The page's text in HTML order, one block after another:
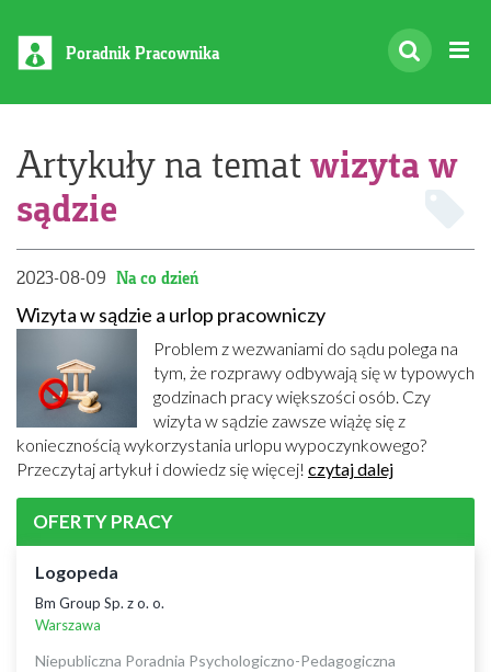
Poradnik Pracownika
Artykuły na temat wizyta w
sądzie
2023-08-09 Na co dzień
Wizyta w sądzie a urlop pracowniczy
Problem z wezwaniami do sądu polega na
tym, że rozprawy odbywają się w typowych
godzinach pracy większości osób. Czy
wizyta w sądzie zawsze wiążę się z
koniecznością wykorzystania urlopu wypoczynkowego?
Przeczytaj artykuł i dowiedz się więcej! czytaj dalej
OFERTY PRACY
Logopeda
Bm Group Sp. z o. o.
Warszawa
Niepubliczna Poradnia Psychologiczno-Pedagogiczna